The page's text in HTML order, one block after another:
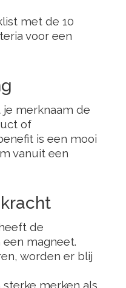
met de 10
voor een
merknaam de
of
is een mooi
vanuit een
de
magneet.
worden er blij
merken als